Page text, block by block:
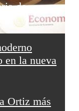
de
en la nueva
Ortiz más